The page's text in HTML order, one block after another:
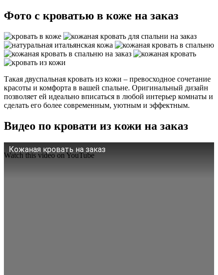
Фото с кроватью в коже на заказ
Такая двуспальная кровать из кожи – превосходное сочетание
красоты и комфорта в вашей спальне. Оригинальный дизайн
позволяет ей идеально вписаться в любой интерьер комнаты и
сделать его более современным, уютным и эффектным.
Видео по кровати из кожи на заказ
Кожаная кровать на заказ
Watch this video on YouTube